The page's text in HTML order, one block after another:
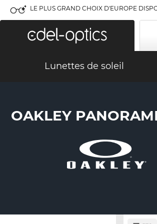
LE PLUS GRAND CHOIX D'EUROPE
Lunettes de soleil
OAKLEY